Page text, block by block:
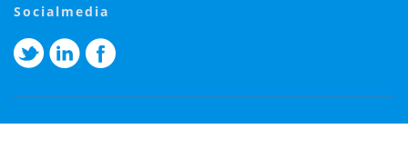
socialmedia